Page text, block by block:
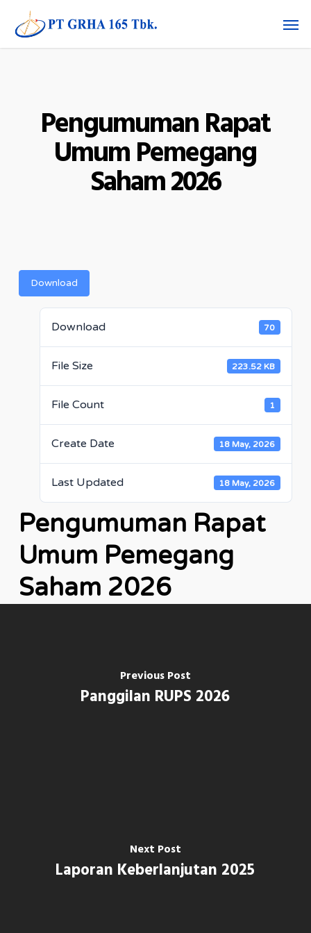
Pengumuman Rapat
Umum Pemegang
Saham 2026
Download
Download 70
File Size 223.52 KB
File Count 1
Create Date 18 May, 2026
Last Updated 18 May, 2026
Pengumuman Rapat
Umum Pemegang
Saham 2026
Previous Post
Panggilan RUPS 2026
Next Post
Laporan Keberlanjutan 2025